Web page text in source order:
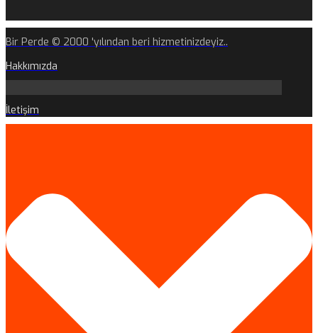
Bir Perde © 2000 'yılından beri hizmetinizdeyiz..
Hakkımızda
İletişim